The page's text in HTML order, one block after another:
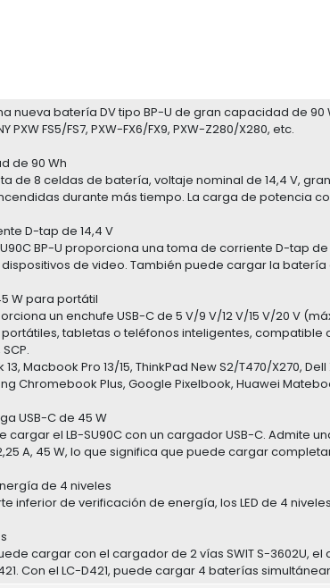
nueva batería DV tipo BP-U de gran capacidad de
PXW FS5/FS7, PXW-FX6/FX9, PXW-Z280/X280, etc.
de 90 Wh
de 8 celdas de batería, voltaje nominal de 14,4 V,
durante más tiempo. La carga de potencia
D-tap de 14,4 V
BP-U proporciona una toma de corriente D-tap
de video. También puede cargar la batería
W para portátil
un enchufe USB-C de 5 V/9 V/12 V/15 V/20 V
tabletas o teléfonos inteligentes, compatible
Macbook Pro 13/15, ThinkPad New S2/T470/X270,
Chromebook Plus, Google Pixelbook, Huawei
USB-C de 45 W
cargar el LB-SU90C con un cargador USB-C. Admite
A, 45 W, lo que significa que puede cargar
de 4 niveles
inferior de verificación de energía, los LED de 4
cargar con el cargador de 2 vías SWIT S-3602U,
Con el LC-D421, puede cargar 4 baterías